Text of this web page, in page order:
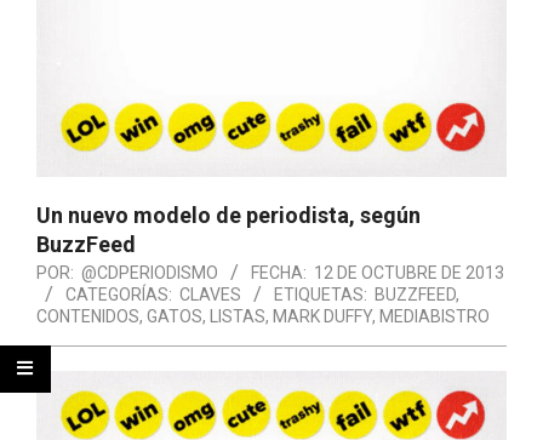
Un nuevo modelo de periodista, según
BuzzFeed
POR: @CDPERIODISMO FECHA: 12 DE OCTUBRE DE 2013
CATEGORÍAS: CLAVES ETIQUETAS: BUZZFEED,
CONTENIDOS, GATOS, LISTAS, MARK DUFFY, MEDIABISTRO